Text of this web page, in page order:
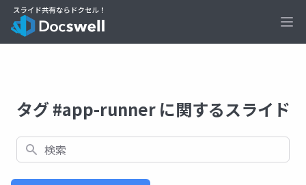
タグ #app-runner に関するスライド
検索